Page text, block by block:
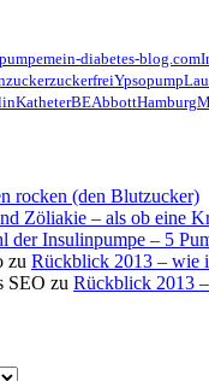
mein-diabetes-blog.com
zuckerfreiYpsopump
KatheterBEAbbottHamburg
rocken (den Blutzucker)
Zöliakie – als ob eine
der Insulinpumpe – 5
zu Rückblick 2013 – wie
SEO zu Rückblick 2013